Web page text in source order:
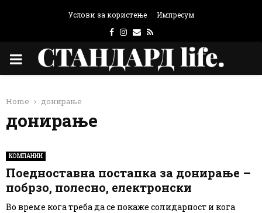
Услови за користење Импресум
Facebook
Instagram
Email
Rss
PRIMARY
Home донирање
донирање
КОМПАНИИ
Поедноставна постапка за донирање –
побрзо, полесно, електронски
Во време кога треба да се покаже солидарност и кога